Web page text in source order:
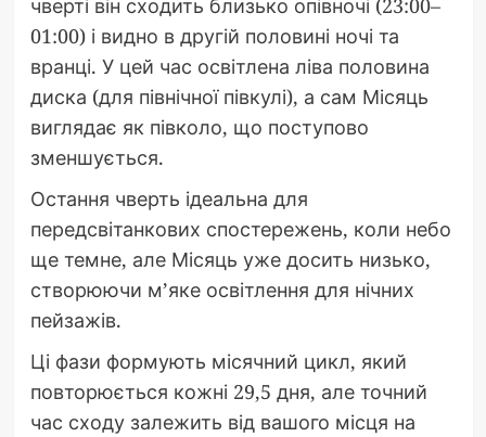
чверті він сходить близько опівночі (23:00–
01:00) і видно в другій половині ночі та
вранці. У цей час освітлена ліва половина
диска (для північної півкулі), а сам Місяць
виглядає як півколо, що поступово
зменшується.
Остання чверть ідеальна для
передсвітанкових спостережень, коли небо
ще темне, але Місяць уже досить низько,
створюючи м’яке освітлення для нічних
пейзажів.
Ці фази формують місячний цикл, який
повторюється кожні 29,5 дня, але точний
час сходу залежить від вашого місця на